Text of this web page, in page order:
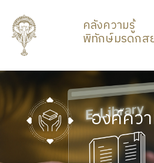
คลังความรู้
พิทักษ์มรดกส
องค์คว